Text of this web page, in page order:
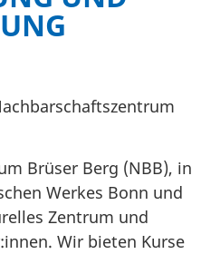
Brüser Berg (NBB), in
Werkes Bonn und
Zentrum und
Wir bieten Kurse